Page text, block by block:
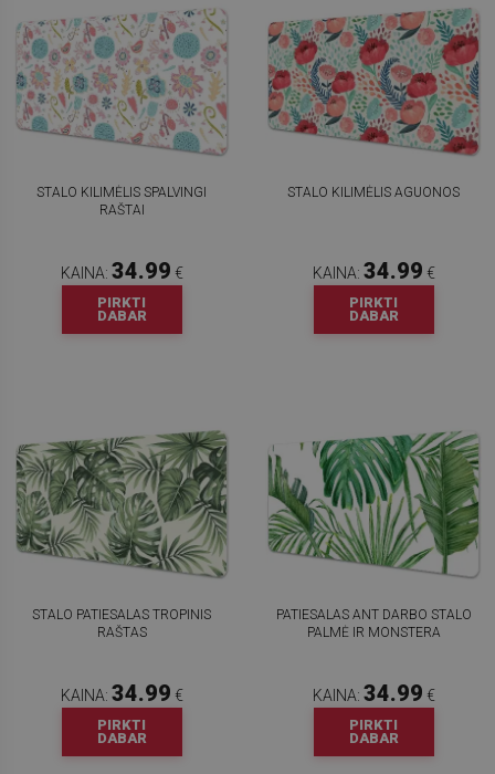
STALO KILIMĖLIS SPALVINGI
RAŠTAI
KAINA: 34.99 €
PIRKTI
DABAR
STALO KILIMĖLIS AGUONOS
KAINA: 34.99 €
PIRKTI
DABAR
STALO PATIESALAS TROPINIS
RAŠTAS
KAINA: 34.99 €
PIRKTI
DABAR
PATIESALAS ANT DARBO STALO
PALMĖ IR MONSTERA
KAINA: 34.99 €
PIRKTI
DABAR